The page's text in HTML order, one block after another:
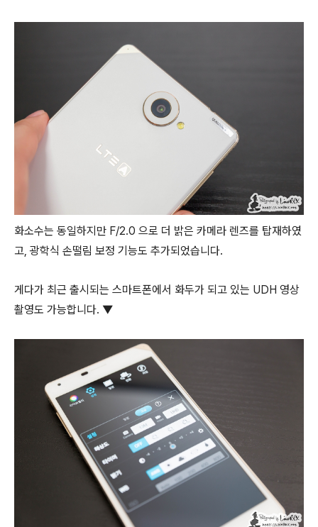
화소수는 동일하지만 F/2.0 으로 더 밝은 카메라 렌즈를 탑재하였
고, 광학식 손떨림 보정 기능도 추가되었습니다.
게다가 최근 출시되는 스마트폰에서 화두가 되고 있는 UDH 영상
촬영도 가능합니다. ▼